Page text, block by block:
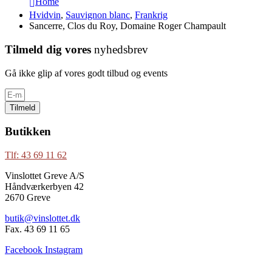
Hvidvin, Sauvignon blanc, Frankrig
Sancerre, Clos du Roy, Domaine Roger Champault
Tilmeld dig vores nyhedsbrev
Gå ikke glip af vores godt tilbud og events
Tilmeld
Butikken
Tlf: 43 69 11 62
Vinslottet Greve A/S
Håndværkerbyen 42
2670 Greve
butik@vinslottet.dk
Fax. 43 69 11 65
Facebook Instagram